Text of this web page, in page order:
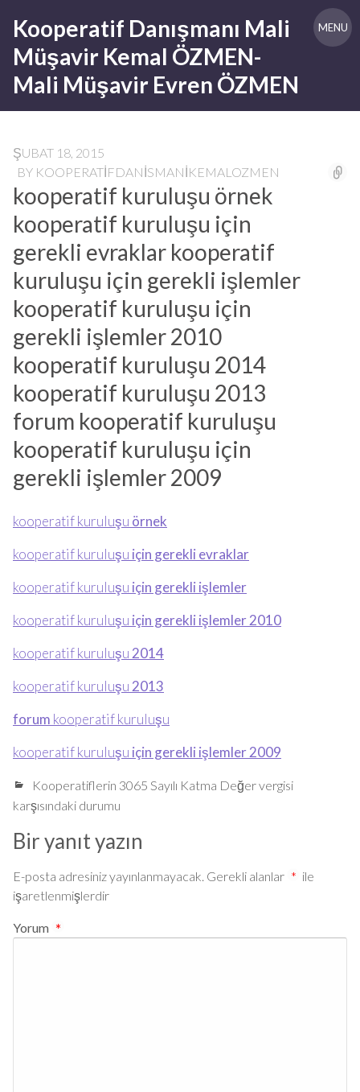
content
Kooperatif Danışmanı Mali
Müşavir Kemal ÖZMEN-
Mali Müşavir Evren ÖZMEN
MENU
ŞUBAT 18, 2015
BY KOOPERATIFDANISMANIKEMALOZMEN
kooperatif kuruluşu örnek
kooperatif kuruluşu için
gerekli evraklar kooperatif
kuruluşu için gerekli işlemler
kooperatif kuruluşu için
gerekli işlemler 2010
kooperatif kuruluşu 2014
kooperatif kuruluşu 2013
forum kooperatif kuruluşu
kooperatif kuruluşu için
gerekli işlemler 2009
kooperatif kuruluşu örnek
kooperatif kuruluşu için gerekli evraklar
kooperatif kuruluşu için gerekli işlemler
kooperatif kuruluşu için gerekli işlemler 2010
kooperatif kuruluşu 2014
kooperatif kuruluşu 2013
forum kooperatif kuruluşu
kooperatif kuruluşu için gerekli işlemler 2009
Kooperatiflerin 3065 Sayılı Katma Değer vergisi
karşısındaki durumu
Bir yanıt yazın
E-posta adresiniz yayınlanmayacak. Gerekli alanlar * ile
işaretlenmişlerdir
Yorum *